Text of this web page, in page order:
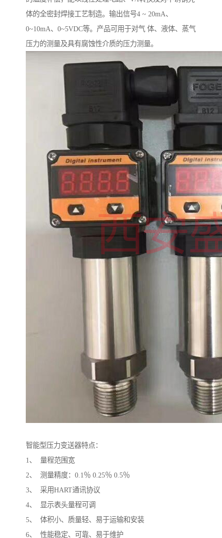
体的全密封焊接工艺制造。输出信号4 ~ 20mA、
0~10mA、0~5VDC等。产品可用于对气 体、液体、蒸气
压力的测量及具有腐蚀性介质的压力测量。
智能型压力变送器特点：
1、 量程范围宽
2、 测量精度：0.1％ 0.25％ 0.5％
3、 采用HART通讯协议
4、 显示表头量程可调
5、 体积小、质量轻、易于运输和安装
6、 性能稳定、可靠、易于维护